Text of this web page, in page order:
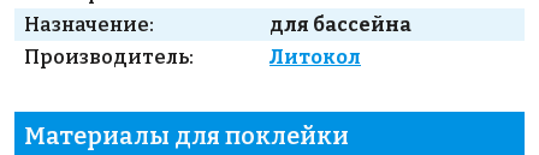
Назначение:
для бассейна
Производитель:
Литокол
Материалы для поклейки